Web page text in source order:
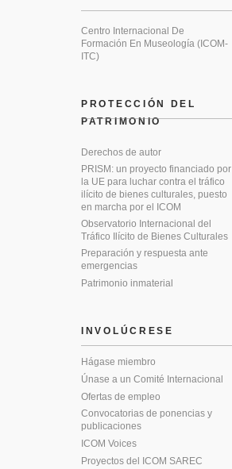
PROTECCIÓN DEL
PATRIMONIO
Derechos de autor
PRISM: un proyecto financiado por
la UE para luchar contra el tráfico
ilícito de bienes culturales, puesto
en marcha por el ICOM
Observatorio Internacional del
Tráfico Ilícito de Bienes Culturales
Preparación y respuesta ante
emergencias
Patrimonio inmaterial
Centro Internacional De
Formación En Museología (ICOM-
ITC)
INVOLÚCRESE
Hágase miembro
Únase a un Comité Internacional
Ofertas de empleo
Convocatorias de ponencias y
publicaciones
ICOM Voices
Proyectos del ICOM SAREC